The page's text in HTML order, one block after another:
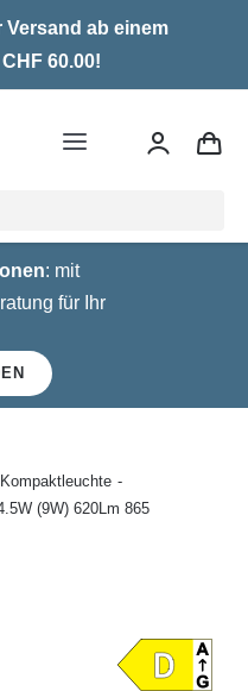
ab einem
60.00!
Toggle
: mit
für Ihr
Kompaktleuchte
(9W) 620Lm 865